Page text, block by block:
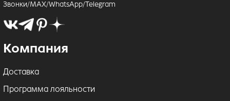
Звонки/MAX/WhatsApp/Telegram
Компания
Доставка
Программа лояльности